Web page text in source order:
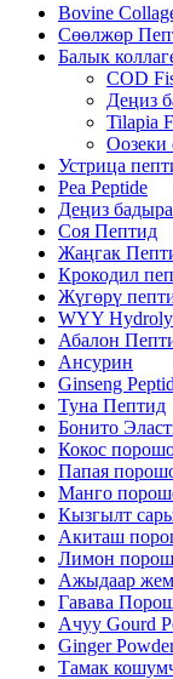
Bovine
Сөөлжөр
Балык
COD
Деңиз
Tilapia
Оозеки
Устрица
Pea Peptide
Деңиз
Соя Пептид
Жаңгак
Крокодил
Жүгөрү
WYY
Абалон
Ансурин
Ginseng
Туна Пептид
Бонито
Кокос
Папая
Манго
Кызгылт
Акиташ
Лимон
Ажыдаар
Гавава
Ачуу Gourd
Ginger
Тамак